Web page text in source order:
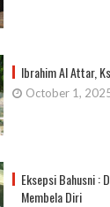
Ibrahim Al Attar,
October 1,
Eksepsi Bahusni :
Membela Diri